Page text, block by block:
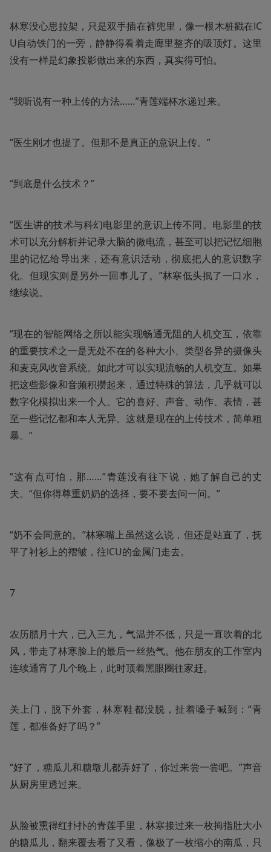
林寒没心思拉架，只是双手插在裤兜里，像一根木桩戳在IC
U自动铁门的一旁，静静得看着走廊里整齐的吸顶灯。这里
没有一样是幻象投影做出来的东西，真实得可怕。
“我听说有一种上传的方法……”青莲端杯水递过来。
“医生刚才也提了。但那不是真正的意识上传。”
“到底是什么技术？”
“医生讲的技术与科幻电影里的意识上传不同。电影里的技
术可以充分解析并记录大脑的微电流，甚至可以把记忆细胞
里的记忆给导出来，还有意识活动，彻底把人的意识数字
化。但现实则是另外一回事儿了。”林寒低头抿了一口水，
继续说。
“现在的智能网络之所以能实现畅通无阻的人机交互，依靠
的重要技术之一是无处不在的各种大小、类型各异的摄像头
和麦克风收音系统。如此才可以实现流畅的人机交互。如果
把这些影像和音频积攒起来，通过特殊的算法，几乎就可以
数字化模拟出来一个人。它的喜好、声音、动作、表情，甚
至一些记忆都和本人无异。这就是现在的上传技术，简单粗
暴。”
“这有点可怕，那……”青莲没有往下说，她了解自己的丈
夫。“但你得尊重奶奶的选择，要不要去问一问。”
“奶不会同意的。”林寒嘴上虽然这么说，但还是站直了，抚
平了衬衫上的褶皱，往ICU的金属门走去。
7
农历腊月十六，已入三九，气温并不低，只是一直吹着的北
风，带走了林寒脸上的最后一丝热气。他在朋友的工作室内
连续通宵了几个晚上，此时顶着黑眼圈往家赶。
关上门，脱下外套，林寒鞋都没脱，扯着嗓子喊到：“青
莲，都准备好了吗？”
“好了，糖瓜儿和糖墩儿都弄好了，你过来尝一尝吧。”声音
从厨房里透过来。
从脸被熏得红扑扑的青莲手里，林寒接过来一枚拇指肚大小
的糖瓜儿，翻来覆去看了又看，像极了一枚缩小的南瓜，只